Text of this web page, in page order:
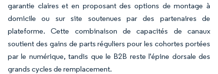
garantie claires et en proposant des options de montage à
domicile ou sur site soutenues par des partenaires de
plateforme. Cette combinaison de capacités de canaux
soutient des gains de parts réguliers pour les cohortes portées
par le numérique, tandis que le B2B reste l'épine dorsale des
grands cycles de remplacement.